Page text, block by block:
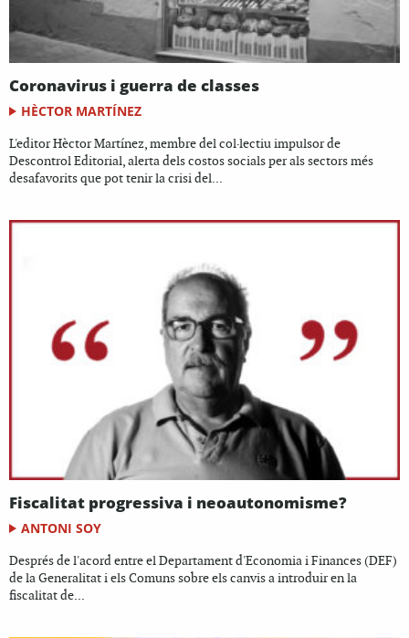
Coronavirus i guerra de classes
HÈCTOR MARTÍNEZ
L'editor Hèctor Martínez, membre del col·lectiu impulsor de
Descontrol Editorial, alerta dels costos socials per als sectors més
desafavorits que pot tenir la crisi del...
Fiscalitat progressiva i neoautonomisme?
ANTONI SOY
Després de l'acord entre el Departament d'Economia i Finances (DEF)
de la Generalitat i els Comuns sobre els canvis a introduir en la
fiscalitat de...